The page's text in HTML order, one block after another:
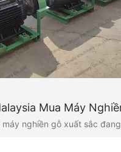
Mua Máy
máy nghiền gỗ xuất sắc